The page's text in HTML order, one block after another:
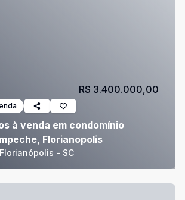
à venda em condomínio
Florianopolis
- SC
R$ 3.400.000,00